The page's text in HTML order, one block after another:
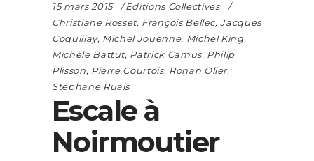
15 mars 2015
Editions Collectives
Christiane Rosset, François Bellec,Jacques
Coquillay, Michel Jouenne, Michel King,
Michèle Battut, Patrick Camus, Philip
Plisson, Pierre Courtois, Ronan Olier,
Stéphane Ruais
Escale à
Noirmoutier